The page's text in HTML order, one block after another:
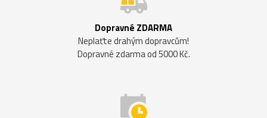
Dopravné ZDARMA
Neplaťte drahým dopravcům!
Dopravné zdarma od 5000 Kč.